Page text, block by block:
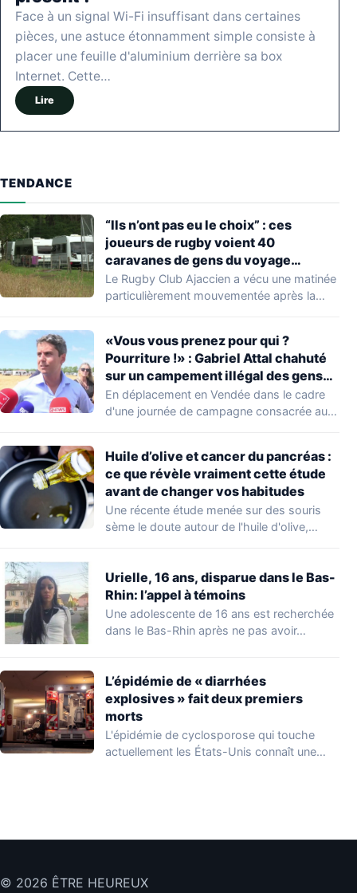
Face à un signal Wi-Fi insuffisant dans certaines
pièces, une astuce étonnamment simple consiste à
placer une feuille d'aluminium derrière sa box
Internet. Cette…
Lire
TENDANCE
“Ils n’ont pas eu le choix” : ces
joueurs de rugby voient 40
caravanes de gens du voyage
s’installer dans leur stade, ils les
délogent en moins d’1 heure
Le Rugby Club Ajaccien a vécu une matinée
particulièrement mouvementée après la
«Vous vous prenez pour qui ?
Pourriture !» : Gabriel Attal chahuté
sur un campement illégal des gens
du voyage
En déplacement en Vendée dans le cadre
d'une journée de campagne consacrée aux
Huile d’olive et cancer du pancréas :
ce que révèle vraiment cette étude
avant de changer vos habitudes
Une récente étude menée sur des souris
sème le doute autour de l'huile d'olive,…
Urielle, 16 ans, disparue dans le Bas-
Rhin: l’appel à témoins
Une adolescente de 16 ans est recherchée
dans le Bas-Rhin après ne pas avoir…
L’épidémie de « diarrhées
explosives » fait deux premiers
morts
L'épidémie de cyclosporose qui touche
actuellement les États-Unis connaît une
© 2026 ÊTRE HEUREUX